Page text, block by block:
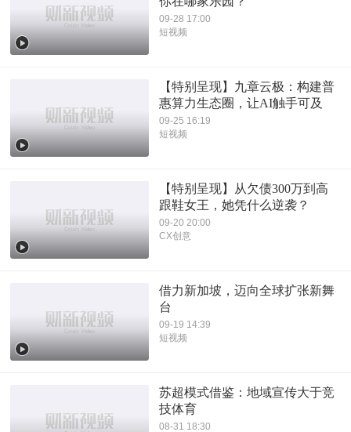
09-28 17:00
短视频
【特别呈现】九章云极：构建普
惠算力生态圈，让AI触手可及
09-25 16:19
短视频
【特别呈现】从欠债300万到高
跟鞋女王，她凭什么逆袭？
09-20 20:00
CX创意
借力新加坡，迈向全球扩张新舞
台
09-19 14:39
短视频
苏超模式借鉴：地域宣传大于竞
技体育
08-31 18:30